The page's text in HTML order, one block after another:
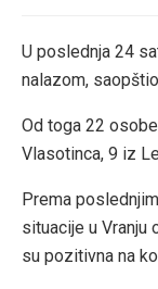
U poslednja 24
nalazom,
Od toga 22
Vlasotinca, 9 iz
Prema
situacije u Vranju
su pozitivna na